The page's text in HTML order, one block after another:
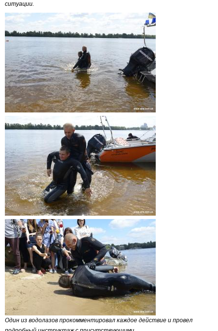
ситуации.
Один из водолазов прокомментировал каждое действие и провел